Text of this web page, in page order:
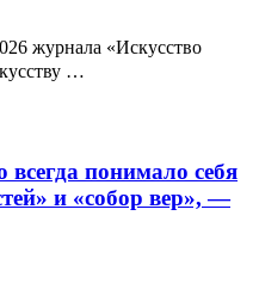
журнала «Искусство
…
всегда понимало себя
и «собор вер», —